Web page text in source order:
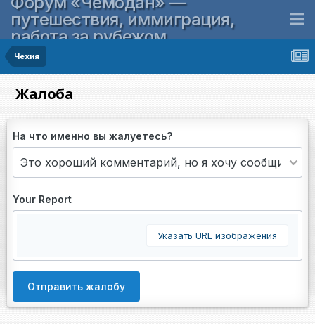
путешествия, иммиграция,
работа за рубежом
Чехия
Жалоба
На что именно вы жалуетесь?
Your Report
Указать URL изображения
Отправить жалобу